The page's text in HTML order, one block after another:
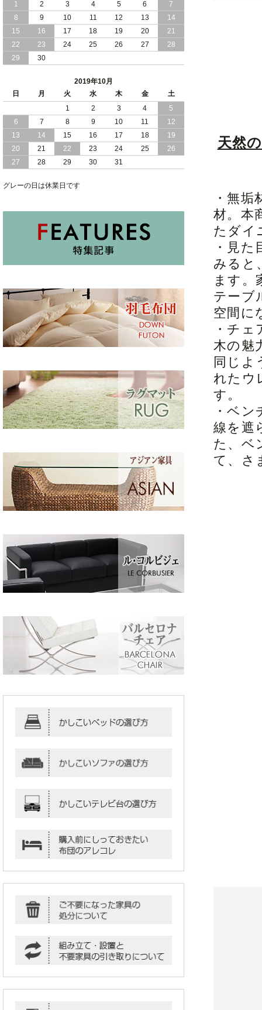
天然
・無
材。本
たダイ
・見
みると
ます。
テーブ
空間に
・チ
木の魅
同じよ
れたウ
す。
・ベ
線を遮
た、ベ
て、さ
1
2 3 4 5 6
7
8
9 10 11 12 13
14
15
16 17 18 19 20
21
22
23 24 25 26 27
28
29
30
2019年10月
日
月 火 水 木 金
土
1
2 3 4
5
6
7 8 9 10 11
12
13
14 15 16 17 18
19
20
21 22 23 24 25
26
27
28 29 30 31
グレーの日は休業日です